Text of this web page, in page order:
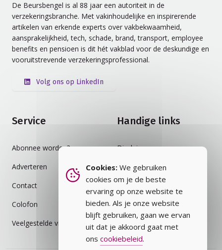
De Beursbengel is al 88 jaar een autoriteit in de
verzekeringsbranche. Met vakinhoudelijke en inspirerende
artikelen van erkende experts over vakbekwaamheid,
aansprakelijkheid, tech, schade, brand, transport, employee
benefits en pensioen is dit hét vakblad voor de deskundige en
vooruitstrevende verzekeringsprofessional.
Volg ons op LinkedIn
Service
Abonnee worden?
Adverteren
Contact
Colofon
Veelgestelde vragen
Handige links
Disclaimer
Auteursrecht
Cookiebeleid
Privacybeleid
Vakblad
Cookies: We gebruiken
cookies om je de beste
ervaring op onze website te
bieden. Als je onze website
blijft gebruiken, gaan we ervan
uit dat je akkoord gaat met
ons cookiebeleid.